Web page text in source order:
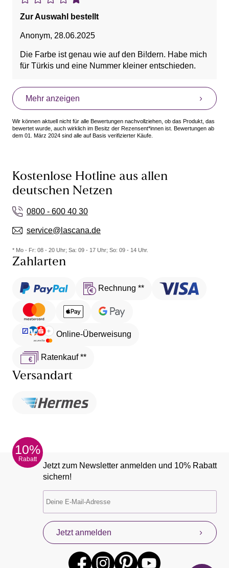
Geschmackssache.
Zur Auswahl bestellt
Anonym, 28.06.2025
Die Farbe ist genau wie auf den Bi!dern. Habe mich
für Türkis und eine Nummer kleiner entschieden.
Mehr anzeigen
Wir können aktuell nicht für alle Bewertungen nachvollziehen, ob das Produkt, das
bewertet wurde, auch wirklich im Besitz der Rezensent*innen ist. Bewertungen ab
dem 01. März 2024 sind alle auf Basis verifizierter Käufe.
Kostenlose Hotline aus allen
deutschen Netzen
0800 - 600 40 30
service@lascana.de
* Mo - Fr: 08 - 20 Uhr; Sa: 09 - 17 Uhr; So: 09 - 14 Uhr.
Zahlarten
Rechnung **
Online-Überweisung
Ratenkauf **
Versandart
10%
Rabatt
Jetzt zum Newsletter anmelden und 10% Rabatt
sichern!
Jetzt anmelden